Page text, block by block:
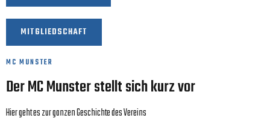
MITGLIEDSCHAFT
MC MUNSTER
Der MC Munster stellt sich kurz vor
Hier geht es zur ganzen Geschichte des Vereins